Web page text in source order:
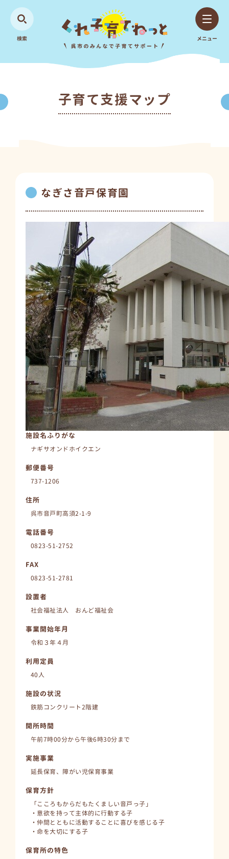
検索 メニュー
子育て支援マップ
なぎさ音戸保育園
施設名ふりがな
ナギサオンドホイクエン
郵便番号
737-1206
住所
呉市音戸町高須2-1-9
電話番号
0823-51-2752
FAX
0823-51-2781
設置者
社会福祉法人 おんど福祉会
事業開始年月
令和３年４月
利用定員
40人
施設の状況
鉄筋コンクリート2階建
開所時間
午前7時00分から午後6時30分まで
実施事業
延長保育、障がい児保育事業
保育方針
「こころもからだもたくましい音戸っ子」
・意欲を持って主体的に行動する子
・仲間とともに活動することに喜びを感じる子
・命を大切にする子
保育所の特色